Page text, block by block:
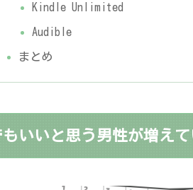
Kindle Unlimited
Audible
まとめ
いいと思う男性が増え